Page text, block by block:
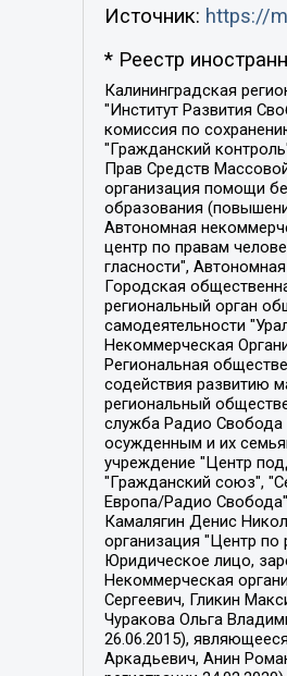
Источник: https://
* Реестр
Калининградская региональная общественная организация "Экозащита!-Женсовет", Фонд содействия защите прав и свобод граждан "Общественный вердикт", Фонд "Институт Развития Свободы Информации", Частное учреждение "Информационное агентство МЕМО. РУ", Региональная общественная организация "Общественная комиссия по сохранению наследия академика Сахарова", Фонд поддержки свободы прессы, Санкт-Петербургская общественная правозащитная организация "Гражданский контроль", Межрегиональная общественная организация "Информационно-просветительский центр "Мемориал", Региональный Фонд "Центр Защиты Прав Средств Массовой Информации", с 05.12.2023 Фонд "Центр Защиты Прав Средств массовой информации", Региональная общественная благотворительная организация помощи беженцам и мигрантам "Гражданское содействие", Негосударственное образовательное учреждение дополнительного профессионального образования (повышение квалификации) специалистов "АКАДЕМИЯ ПО ПРАВАМ ЧЕЛОВЕКА", Свердловская региональная общественная организация "Сутяжник", Автономная некоммерческая организация "Центр независимых социологических исследований", Союз общественных объединений "Российский исследовательский центр по правам человека", Региональное общественное учреждение научно-информационный центр "МЕМОРИАЛ", Некоммерческая организация "Фонд защиты гласности", Автономная некоммерческая организация